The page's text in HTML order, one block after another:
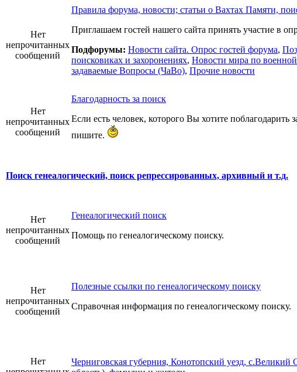
Нет
непрочитанных
сообщений
Правила форума, новости; статьи о Вахтах Памяти,
Приглашаем гостей нашего сайта принять участие в
Подфорумы: Новости сайта. Опрос гостей форума,
поисковиках и захоронениях, Новости мира по
задаваемые Вопросы (ЧаВо), Прочие новости
Нет
непрочитанных
сообщений
Благодарность за поиск
Если есть человек, которого Вы хотите поблагодарить
пишите.
Поиск генеалогический, поиск репрессированных, архивный и т.д.
Нет
непрочитанных
сообщений
Генеалогический поиск
Помощь по генеалогическому поиску.
Нет
непрочитанных
сообщений
Полезные ссылки по генеалогическому поиску
Справочная информация по генеалогическому поиску.
Нет
Черниговская губерния, Конотопский уезд,